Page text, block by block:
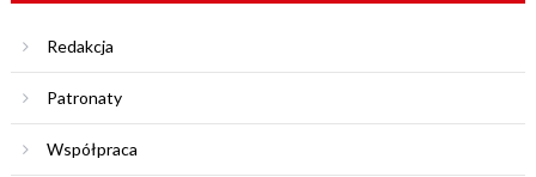
Redakcja
Patronaty
Współpraca